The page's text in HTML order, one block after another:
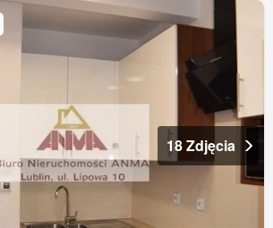
18 Zdjęcia